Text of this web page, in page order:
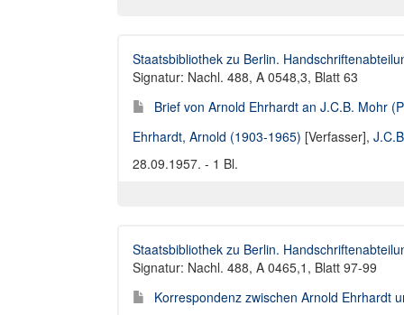
Staatsbibliothek zu Berlin.
Signatur: Nachl. 488, A 0548,3, Blatt 63
Brief von Arnold Ehrhardt an J.C.B. Mohr
Ehrhardt, Arnold (1903-1965) [Verfasser],
28.09.1957. - 1 Bl.
Staatsbibliothek zu Berlin.
Signatur: Nachl. 488, A 0465,1, Blatt 97-99
Korrespondenz zwischen Arnold Ehrhardt